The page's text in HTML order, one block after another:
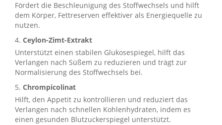
Fördert die Beschleunigung des Stoffwechsels und hilft
dem Körper, Fettreserven effektiver als Energiequelle zu
nutzen.
4. Ceylon-Zimt-Extrakt
Unterstützt einen stabilen Glukosespiegel, hilft das
Verlangen nach Süßem zu reduzieren und trägt zur
Normalisierung des Stoffwechsels bei.
5. Chrompicolinat
Hilft, den Appetit zu kontrollieren und reduziert das
Verlangen nach schnellen Kohlenhydraten, indem es
einen gesunden Blutzuckerspiegel unterstützt.